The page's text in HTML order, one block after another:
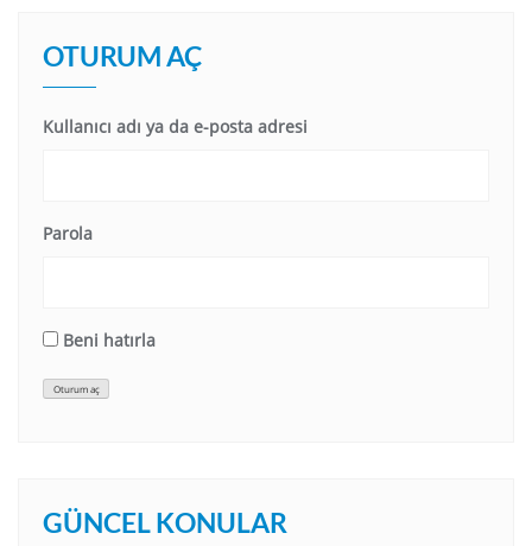
OTURUM AÇ
Kullanıcı adı ya da e-posta adresi
Parola
Beni hatırla
Oturum aç
GÜNCEL KONULAR